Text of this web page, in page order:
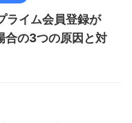
ライム会員登録が
合の3つの原因と対